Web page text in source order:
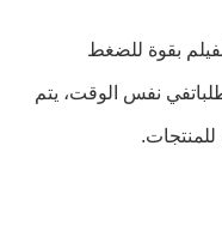
بقوة للضغط
نفس الوقت، يتم